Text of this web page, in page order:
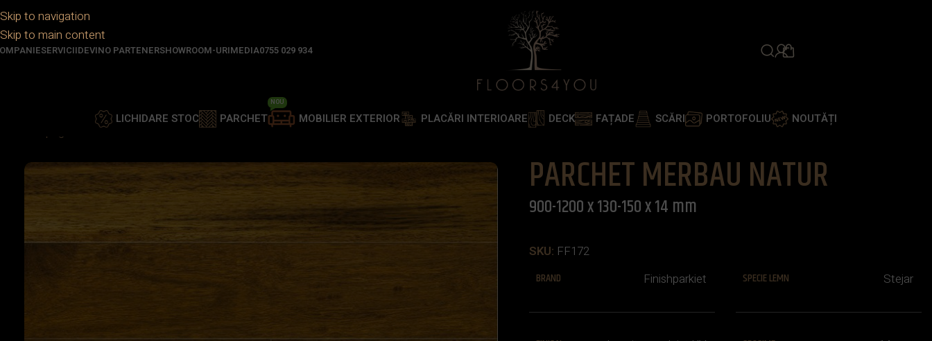
Skip to navigation
Skip to main content
SERVICIIDEVINO PARTENERSHOWROOM-URIMEDIA0755 029 934 PROGRAMEAZĂ
LICHIDARE STOC PARCHET MOBILIER EXTERIOR
NOU
PLACĂRI INTERIOARE DECK FAȚADE SCĂRI PORTOFOLIU NOUTĂȚI
Prima pagină Parchet Parchet lemn stratificat PARCHET MERBAU NATUR 900-1200 x 130-150 x 14 mm
PARCHET MERBAU NATUR
900-1200 x 130-150 x 14 mm
SKU: FF172
BRAND
Finishparkiet SPECIE LEMN Stejar